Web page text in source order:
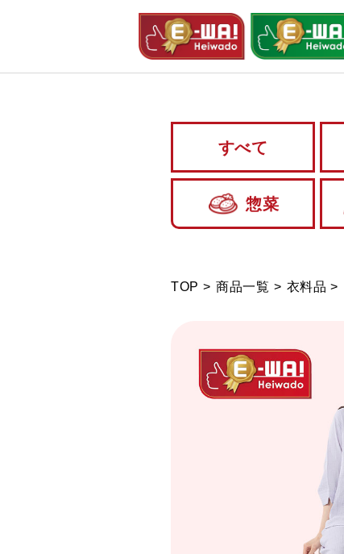
すべて
惣菜
TOP 商品一覧 衣料品